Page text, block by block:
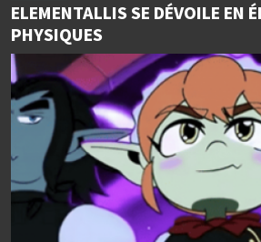
ELEMENTALLIS SE DÉVOILE EN
PHYSIQUES